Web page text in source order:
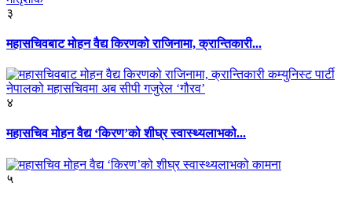
३
महासचिवबाट मोहन वैद्य किरणको राजिनामा, क्रान्तिकारी...
४
महासचिव मोहन वैद्य ‘किरण’को शीघ्र स्वास्थ्यलाभको...
५